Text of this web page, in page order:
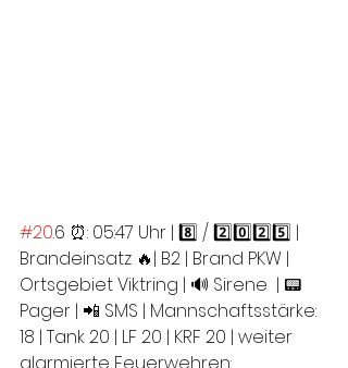
#20.6 ⏰: 05:47 Uhr | 8️⃣ / 2️⃣0️⃣2️⃣5️⃣ |
Brandeinsatz 🔥| B2 | Brand PKW |
Ortsgebiet Viktring | 🔊 Sirene  | 📟
Pager | 📲 SMS | Mannschaftsstärke:
18 | Tank 20 | LF 20 | KRF 20 | weiter